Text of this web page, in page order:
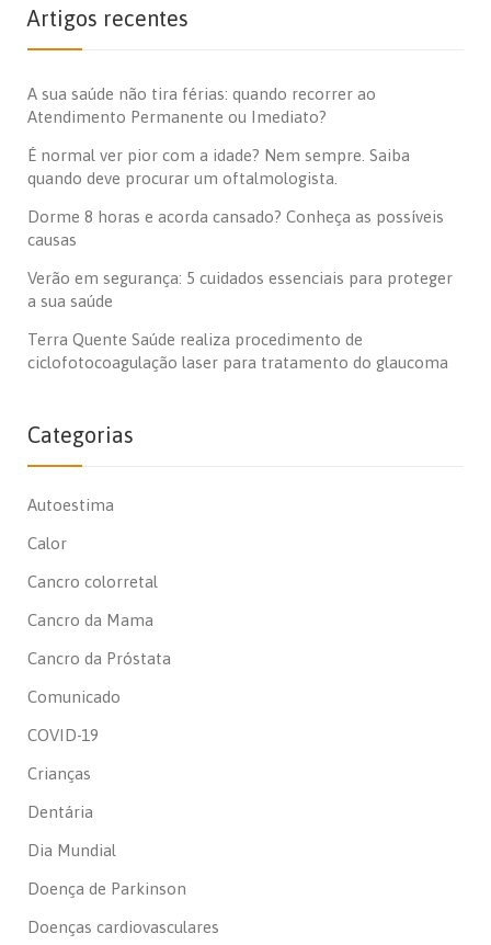
Artigos recentes
A sua saúde não tira férias: quando recorrer ao
Atendimento Permanente ou Imediato?
É normal ver pior com a idade? Nem sempre. Saiba
quando deve procurar um oftalmologista.
Dorme 8 horas e acorda cansado? Conheça as possíveis
causas
Verão em segurança: 5 cuidados essenciais para proteger
a sua saúde
Terra Quente Saúde realiza procedimento de
ciclofotocoagulação laser para tratamento do glaucoma
Categorias
Autoestima
Calor
Cancro colorretal
Cancro da Mama
Cancro da Próstata
Comunicado
COVID-19
Crianças
Dentária
Dia Mundial
Doença de Parkinson
Doenças cardiovasculares